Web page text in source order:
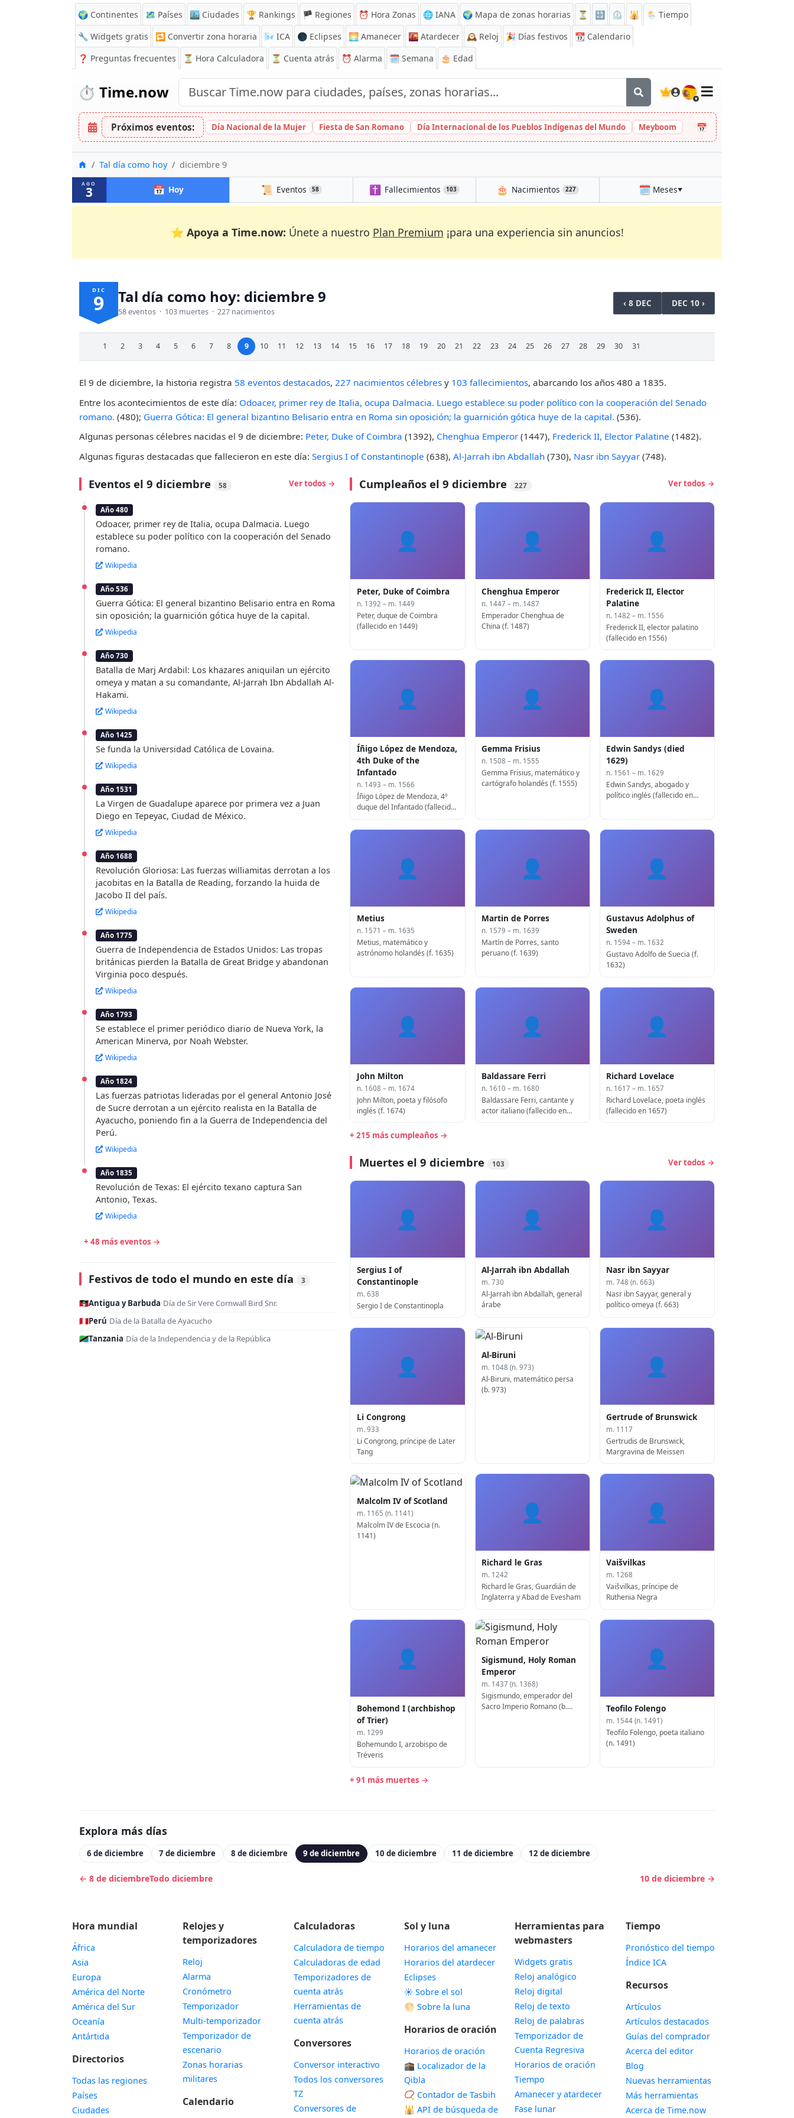
🌍 Continentes 🗺️ Países 🏙️ Ciudades 🏆 Rankings 🏴 Regiones ⏰ Hora Zonas 🌐 IANA 🌍 Mapa de zonas horarias ⏳ 🔡 ⏲️ 🕌
🌦️ Tiempo
🔧 Widgets gratis
🔁 Convertir zona horaria 🌬️ ICA 🌑 Eclipses 🌅 Amanecer 🌇 Atardecer 🕰️ Reloj 🎉 Días festivos 📆 Calendario
❓ Preguntas frecuentes ⏳ Hora Calculadora ⏳ Cuenta atrás ⏰ Alarma 🗓️ Semana 🎂 Edad
⏱️ Time.now 🇪🇸
Próximos eventos: Día Nacional de la Mujer Fiesta de San Romano Día Internacional de los Pueblos Indígenas del Mundo Meyboom 📅
InicioTal día como hoy diciembre 9
AGO
3 📅 Hoy 📜 Eventos 58 ✝️ Fallecimientos 103 🎂 Nacimientos 227 🗓️ Meses▼
⭐ Apoya a Time.now: Únete a nuestro Plan Premium ¡para una experiencia sin anuncios!
DIC
9 Tal día como hoy: diciembre 9
58 eventos · 103 muertes · 227 nacimientos
‹ 8 DEC DEC 10 ›
1 2 3 4 5 6 7 8 9 10 11 12 13 14 15 16 17 18 19 20 21 22 23 24 25 26 27 28 29 30 31
El 9 de diciembre, la historia registra 58 eventos destacados, 227 nacimientos célebres y 103 fallecimientos, abarcando los años 480 a 1835.
Entre los acontecimientos de este día: Odoacer, primer rey de Italia, ocupa Dalmacia. Luego establece su poder político con la cooperación del Senado
romano. (480); Guerra Gótica: El general bizantino Belisario entra en Roma sin oposición; la guarnición gótica huye de la capital. (536).
Algunas personas célebres nacidas el 9 de diciembre: Peter, Duke of Coimbra (1392), Chenghua Emperor (1447), Frederick II, Elector Palatine (1482).
Algunas figuras destacadas que fallecieron en este día: Sergius I of Constantinople (638), Al-Jarrah ibn Abdallah (730), Nasr ibn Sayyar (748).
Eventos el 9 diciembre 58 Ver todos →
Año 480
Odoacer, primer rey de Italia, ocupa Dalmacia. Luego
establece su poder político con la cooperación del Senado
romano.
Wikipedia
Año 536
Guerra Gótica: El general bizantino Belisario entra en Roma
sin oposición; la guarnición gótica huye de la capital.
Wikipedia
Año 730
Batalla de Marj Ardabil: Los khazares aniquilan un ejército
omeya y matan a su comandante, Al-Jarrah Ibn Abdallah Al-
Hakami.
Wikipedia
Año 1425
Se funda la Universidad Católica de Lovaina.
Wikipedia
Año 1531
La Virgen de Guadalupe aparece por primera vez a Juan
Diego en Tepeyac, Ciudad de México.
Wikipedia
Año 1688
Revolución Gloriosa: Las fuerzas williamitas derrotan a los
jacobitas en la Batalla de Reading, forzando la huida de
Jacobo II del país.
Wikipedia
Año 1775
Guerra de Independencia de Estados Unidos: Las tropas
británicas pierden la Batalla de Great Bridge y abandonan
Virginia poco después.
Wikipedia
Año 1793
Se establece el primer periódico diario de Nueva York, la
American Minerva, por Noah Webster.
Wikipedia
Año 1824
Las fuerzas patriotas lideradas por el general Antonio José
de Sucre derrotan a un ejército realista en la Batalla de
Ayacucho, poniendo fin a la Guerra de Independencia del
Perú.
Wikipedia
Año 1835
Revolución de Texas: El ejército texano captura San
Antonio, Texas.
Wikipedia
+ 48 más eventos →
Festivos de todo el mundo en este día 3
🇦🇬Antigua y Barbuda·Día de Sir Vere Cornwall Bird Snr.
🇵🇪Perú·Día de la Batalla de Ayacucho
🇹🇿Tanzania·Día de la Independencia y de la República
Cumpleaños el 9 diciembre 227 Ver todos →
👤
Peter, Duke of Coimbra
n. 1392 – m. 1449
Peter, duque de Coimbra
(fallecido en 1449)
👤
Chenghua Emperor
n. 1447 – m. 1487
Emperador Chenghua de
China (f. 1487)
👤
Frederick II, Elector
Palatine
n. 1482 – m. 1556
Frederick II, elector palatino
(fallecido en 1556)
👤
Íñigo López de Mendoza,
4th Duke of the
Infantado
n. 1493 – m. 1566
Íñigo López de Mendoza, 4º
duque del Infantado (fallecido
👤
Gemma Frisius
n. 1508 – m. 1555
Gemma Frisius, matemático y
cartógrafo holandés (f. 1555)
👤
Edwin Sandys (died
1629)
n. 1561 – m. 1629
Edwin Sandys, abogado y
político inglés (fallecido en
👤
Metius
n. 1571 – m. 1635
Metius, matemático y
astrónomo holandés (f. 1635)
👤
Martin de Porres
n. 1579 – m. 1639
Martín de Porres, santo
peruano (f. 1639)
👤
Gustavus Adolphus of
Sweden
n. 1594 – m. 1632
Gustavo Adolfo de Suecia (f.
1632)
👤
John Milton
n. 1608 – m. 1674
John Milton, poeta y filósofo
inglés (f. 1674)
👤
Baldassare Ferri
n. 1610 – m. 1680
Baldassare Ferri, cantante y
actor italiano (fallecido en
👤
Richard Lovelace
n. 1617 – m. 1657
Richard Lovelace, poeta inglés
(fallecido en 1657)
+ 215 más cumpleaños →
Muertes el 9 diciembre 103 Ver todos →
👤
Sergius I of
Constantinople
m. 638
Sergio I de Constantinopla
👤
Al-Jarrah ibn Abdallah
m. 730
Al-Jarrah ibn Abdallah, general
árabe
👤
Nasr ibn Sayyar
m. 748 (n. 663)
Nasr ibn Sayyar, general y
político omeya (f. 663)
👤
Li Congrong
m. 933
Li Congrong, príncipe de Later
Tang
Al-Biruni
m. 1048 (n. 973)
Al-Biruni, matemático persa
(b. 973)
👤
Gertrude of Brunswick
m. 1117
Gertrudis de Brunswick,
Margravina de Meissen
Malcolm IV of Scotland
m. 1165 (n. 1141)
Malcolm IV de Escocia (n.
1141)
👤
Richard le Gras
m. 1242
Richard le Gras, Guardián de
Inglaterra y Abad de Evesham
👤
Vaišvilkas
m. 1268
Vaišvilkas, príncipe de
Ruthenia Negra
👤
Bohemond I (archbishop
of Trier)
m. 1299
Bohemundo I, arzobispo de
Tréveris
Sigismund, Holy Roman
Emperor
m. 1437 (n. 1368)
Sigismundo, emperador del
Sacro Imperio Romano (b.
👤
Teofilo Folengo
m. 1544 (n. 1491)
Teofilo Folengo, poeta italiano
(n. 1491)
+ 91 más muertes →
Explora más días
6 de diciembre 7 de diciembre 8 de diciembre 9 de diciembre 10 de diciembre 11 de diciembre 12 de diciembre
← 8 de diciembreTodo diciembre 10 de diciembre →
Hora mundial
África
Asia
Europa
América del Norte
América del Sur
Oceanía
Antártida
Directorios
Todas las regiones
Países
Ciudades
Relojes y
temporizadores
Reloj
Alarma
Cronómetro
Temporizador
Multi-temporizador
Temporizador de
escenario
Zonas horarias
militares
Calendario
Calculadoras
Calculadora de tiempo
Calculadoras de edad
Temporizadores de
cuenta atrás
Herramientas de
cuenta atrás
Conversores
Conversor interactivo
Todos los conversores
TZ
Conversores de
Sol y luna
Horarios del amanecer
Horarios del atardecer
Eclipses
☀️ Sobre el sol
🌕 Sobre la luna
Horarios de oración
Horarios de oración
🕋 Localizador de la
Qibla
📿 Contador de Tasbih
🕌 API de búsqueda de
Herramientas para
webmasters
Widgets gratis
Reloj analógico
Reloj digital
Reloj de texto
Reloj de palabras
Temporizador de
Cuenta Regresiva
Horarios de oración
Tiempo
Amanecer y atardecerWidget
Fase lunarWidget
Tiempo
Pronóstico del tiempo
Índice ICA
Recursos
Artículos
Artículos destacados
Guías del comprador
Acerca del editor
Blog
Nuevas herramientas
Más herramientas
Acerca de Time.now